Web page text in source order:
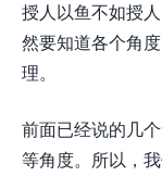
授人以鱼不如授
然要知道各个角
理。
前面已经说的几
等角度。所以，我